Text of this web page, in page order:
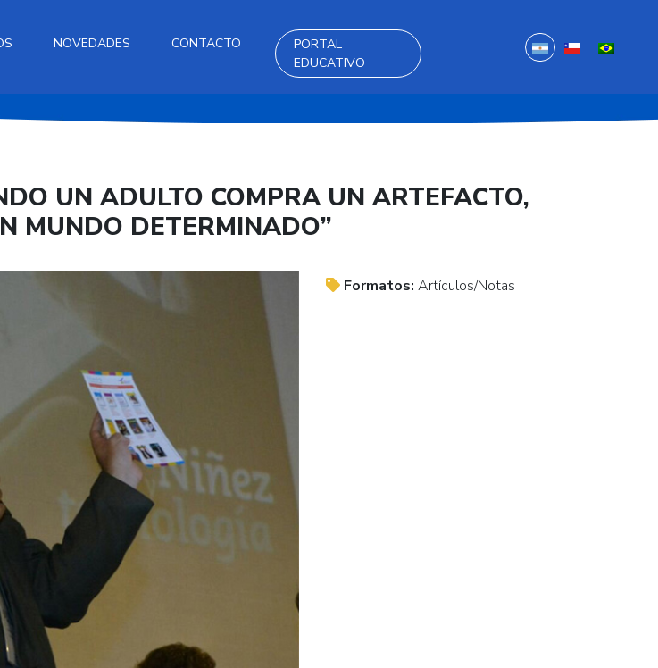
NOVEDADES CONTACTO
PORTAL
EDUCATIVO
UN ADULTO COMPRA UN ARTEFACTO,
MUNDO DETERMINADO”
Formatos: Artículos/Notas